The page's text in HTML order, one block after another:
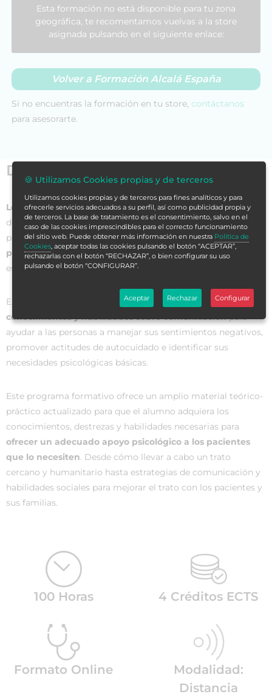
Datos generales
Los celadoresestán en contacto con los diferentes pacientes
de las instituciones sanitarias, por lo que deben no solo
prestarles un trato humanizado, sino tambiénapoyo
psicológico en determinadas situaciones, ya que
establecen con ellos una relación de ayuda.
En este contexto, estos profesionales
deben tener
conocimientos y habilidades sobre comunicaciónpara
ayudar a las personas a manejar sus sentimientos negativos,
promover actitudes de autocuidado e identificar sus
necesidades psicológicas básicas.
Este programa formativo ofrece un amplio material teórico-
práctico actualizado para que el alumno adquiera los
conocimientos, destrezas y habilidades necesarias para
ofrecer un adecuado apoyo psicológico a los pacientes
que lo necesiten. Desde cómo llevar a cabo un trato
cercano y humanitario hasta estrategias de comunicación y
habilidades sociales para mejorar el trato con los pacientes y
sus familias.
Esta formación no está disponible para tu zona
geográfica, te recomentamos vuelvas a la store
asignada pulsando en el siguiente enlace:
Volver a Formación Alcalá España
Si no encuentras la formación en tu store, contáctanos
para asesorarte.
100 Horas 4 Créditos ECTS
Formato Online
Modalidad:
Distancia
🍪 Utilizamos Cookies propias y de terceros
Utilizamos cookies propias y de terceros para fines analíticos y para
ofrecerle servicios adecuados a su perfil, así como publicidad propia y
de terceros. La base de tratamiento es el consentimiento, salvo en el
caso de las cookies imprescindibles para el correcto funcionamiento
del sitio web. Puede obtener más información en nuestra Política de
Cookies, aceptar todas las cookies pulsando el botón “ACEPTAR”,
rechazarlas con el botón “RECHAZAR”, o bien configurar su uso
pulsando el botón “CONFIGURAR”.
Aceptar Rechazar Configurar